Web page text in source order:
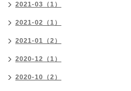
2021-03（1）
2021-02（1）
2021-01（2）
2020-12（1）
2020-10（2）